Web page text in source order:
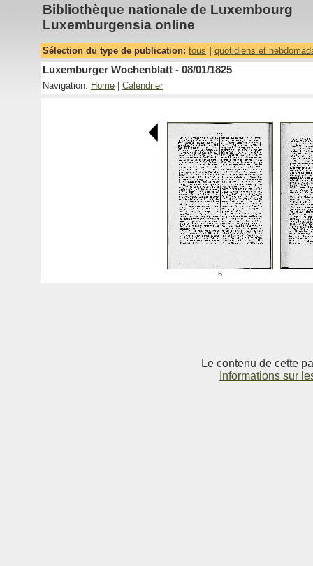
Bibliothèque nationale de Luxembourg
Luxemburgensia online
Sélection du type de publication: tous quotidiens et
Luxemburger Wochenblatt - 08/01/1825
Navigation: Home Calendrier
6
Le contenu de cette
Informations sur